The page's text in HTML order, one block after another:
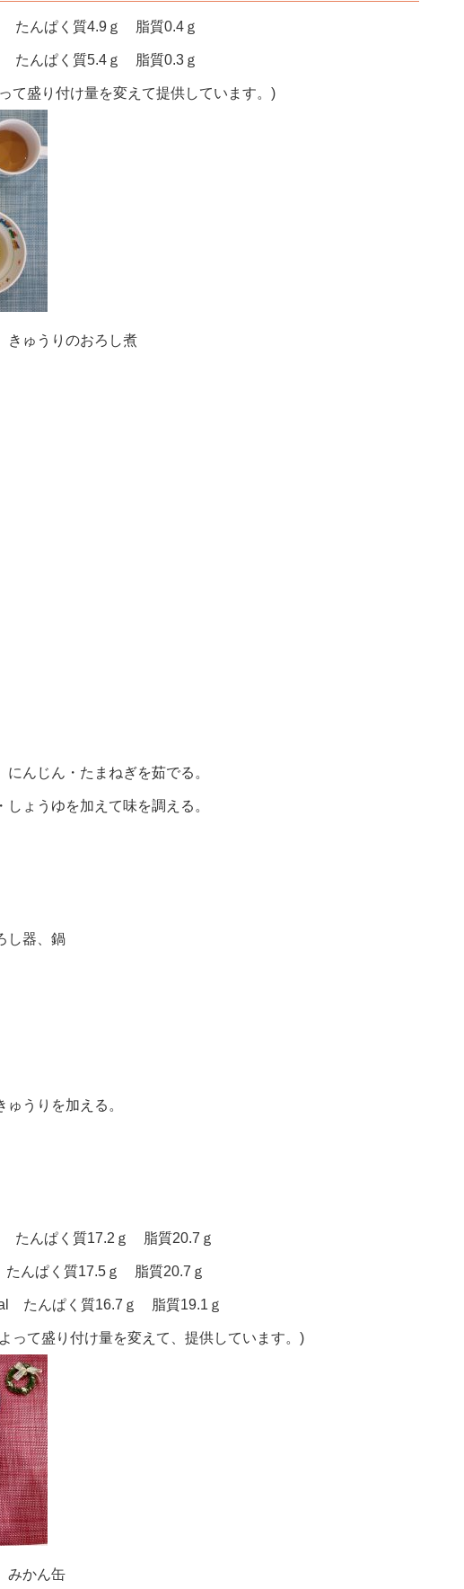
たんぱく質4.9ｇ 脂質0.4ｇ
たんぱく質5.4ｇ 脂質0.3ｇ
て盛り付け量を変えて提供しています。)
ゅうりのおろし煮
んじん・たまねぎを茹でる。
ょうゆを加えて味を調える。
し器、鍋
うりを加える。
たんぱく質17.2ｇ 脂質20.7ｇ
たんぱく質17.5ｇ 脂質20.7ｇ
たんぱく質16.7ｇ 脂質19.1ｇ
って盛り付け量を変えて、提供しています。)
かん缶